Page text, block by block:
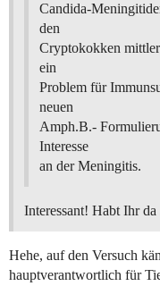
Candida-
den
Cryptokokken
ein
Problem für
neuen
Amph.B.-
Interesse
an der Meningitis.
Interessant! Habt Ihr
Hehe, auf den Versuch
hauptverantwortlich für